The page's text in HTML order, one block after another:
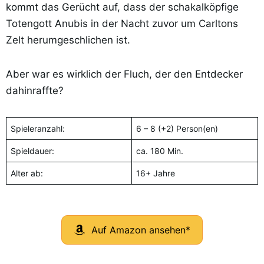
kommt das Gerücht auf, dass der schakalköpfige
Totengott Anubis in der Nacht zuvor um Carltons
Zelt herumgeschlichen ist.
Aber war es wirklich der Fluch, der den Entdecker
dahinraffte?
Spieleranzahl: 6 – 8 (+2) Person(en)
Spieldauer: ca. 180 Min.
Alter ab: 16+ Jahre
Auf Amazon ansehen*